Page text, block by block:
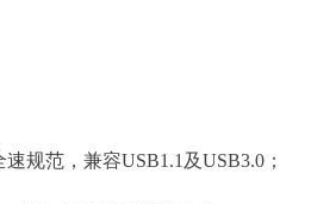
规范，兼容USB1.1及USB3.0；